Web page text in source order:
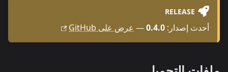
RELEASE
أحدث إصدار: 0.4.0
— عرض على GitHub